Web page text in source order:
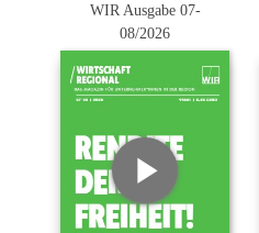
WIR Ausgabe 07-
08/2026